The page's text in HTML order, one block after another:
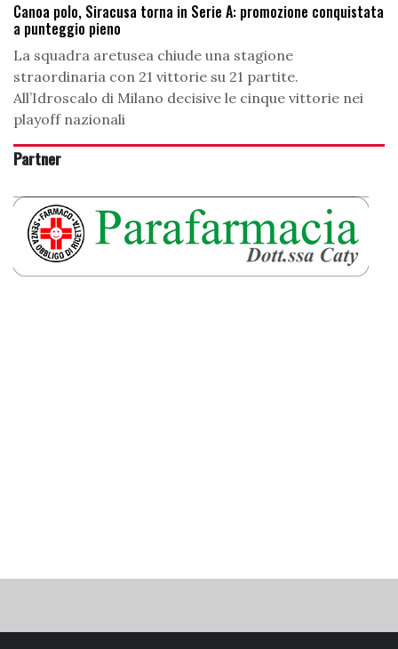
Canoa polo, Siracusa torna in Serie A: promozione conquistata
a punteggio pieno
La squadra aretusea chiude una stagione
straordinaria con 21 vittorie su 21 partite.
All’Idroscalo di Milano decisive le cinque vittorie nei
playoff nazionali
Partner